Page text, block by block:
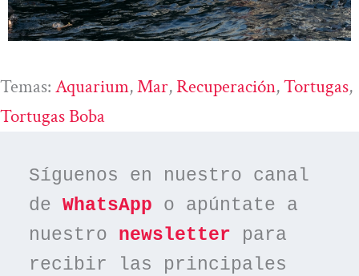
Temas: Aquarium, Mar, Recuperación, Tortugas
Tortugas Boba
Síguenos en nuestro canal
de WhatsApp o apúntate a
nuestro newsletter para
recibir las principales